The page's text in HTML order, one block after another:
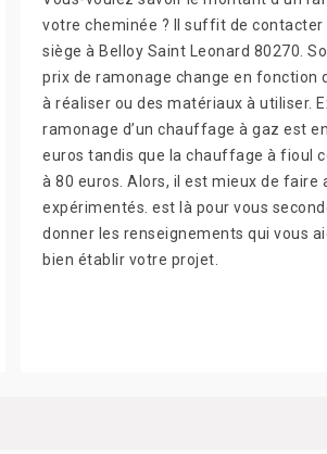
votre cheminée ? Il suffit de contacter
siège à Belloy Saint Leonard 80270.
prix de ramonage change en fonction
à réaliser ou des matériaux à utiliser.
ramonage d’un chauffage à gaz est
euros tandis que la chauffage à fioul
à 80 euros. Alors, il est mieux de faire
expérimentés. est là pour vous
donner les renseignements qui vous
bien établir votre projet.